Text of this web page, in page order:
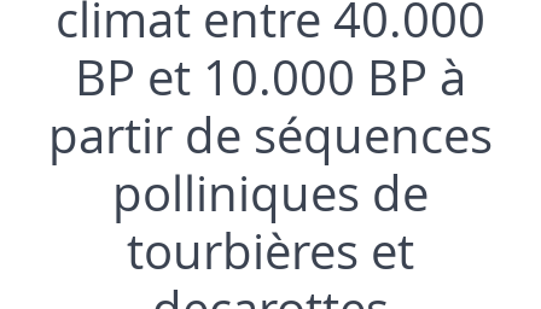
climat entre 40.000
BP et 10.000 BP à
partir de séquences
polliniques de
tourbières et